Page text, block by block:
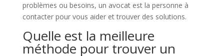
problèmes ou besoins, un avocat est la personne à
contacter pour vous aider et trouver des solutions.
Quelle est la meilleure
méthode pour trouver un